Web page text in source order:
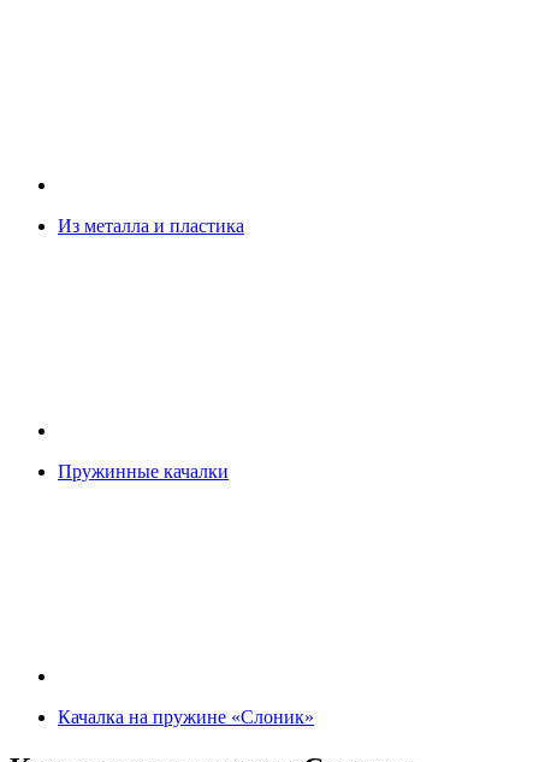
Из металла и пластика
Пружинные качалки
Качалка на пружине «Слоник»